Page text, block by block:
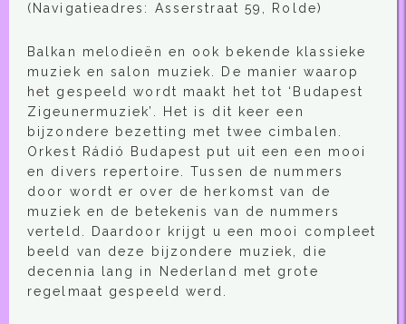
(Navigatieadres: Asserstraat 59, Rolde)
Balkan melodieën en ook bekende klassieke
muziek en salon muziek. De manier waarop
het gespeeld wordt maakt het tot ‘Budapest
Zigeunermuziek’. Het is dit keer een
bijzondere bezetting met twee cimbalen.
Orkest Rádió Budapest put uit een een mooi
en divers repertoire. Tussen de nummers
door wordt er over de herkomst van de
muziek en de betekenis van de nummers
verteld. Daardoor krijgt u een mooi compleet
beeld van deze bijzondere muziek, die
decennia lang in Nederland met grote
regelmaat gespeeld werd.